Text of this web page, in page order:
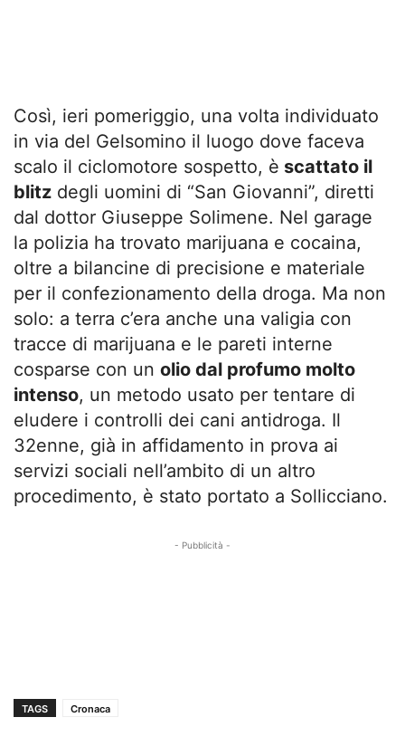
Così, ieri pomeriggio, una volta individuato
in via del Gelsomino il luogo dove faceva
scalo il ciclomotore sospetto, è scattato il
blitz degli uomini di “San Giovanni”, diretti
dal dottor Giuseppe Solimene. Nel garage
la polizia ha trovato marijuana e cocaina,
oltre a bilancine di precisione e materiale
per il confezionamento della droga. Ma non
solo: a terra c’era anche una valigia con
tracce di marijuana e le pareti interne
cosparse con un olio dal profumo molto
intenso, un metodo usato per tentare di
eludere i controlli dei cani antidroga. Il
32enne, già in affidamento in prova ai
servizi sociali nell’ambito di un altro
procedimento, è stato portato a Sollicciano.
- Pubblicità -
TAGS Cronaca